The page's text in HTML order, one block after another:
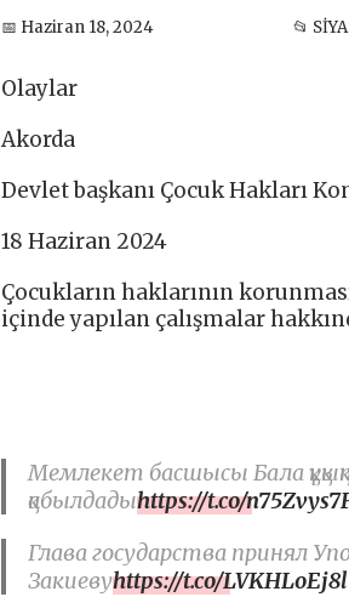
📅 Haziran 18, 2024 📂
Olaylar
Akorda
Devlet başkanı Çocuk Hakları
18 Haziran 2024
Çocukların haklarının
içinde yapılan çalışmalar
Мемлекет басшысы Бала
қабылдадыhttps://t.co/
Глава государства принял
Закиевуhttps://t.co/LVKHLoEj8l